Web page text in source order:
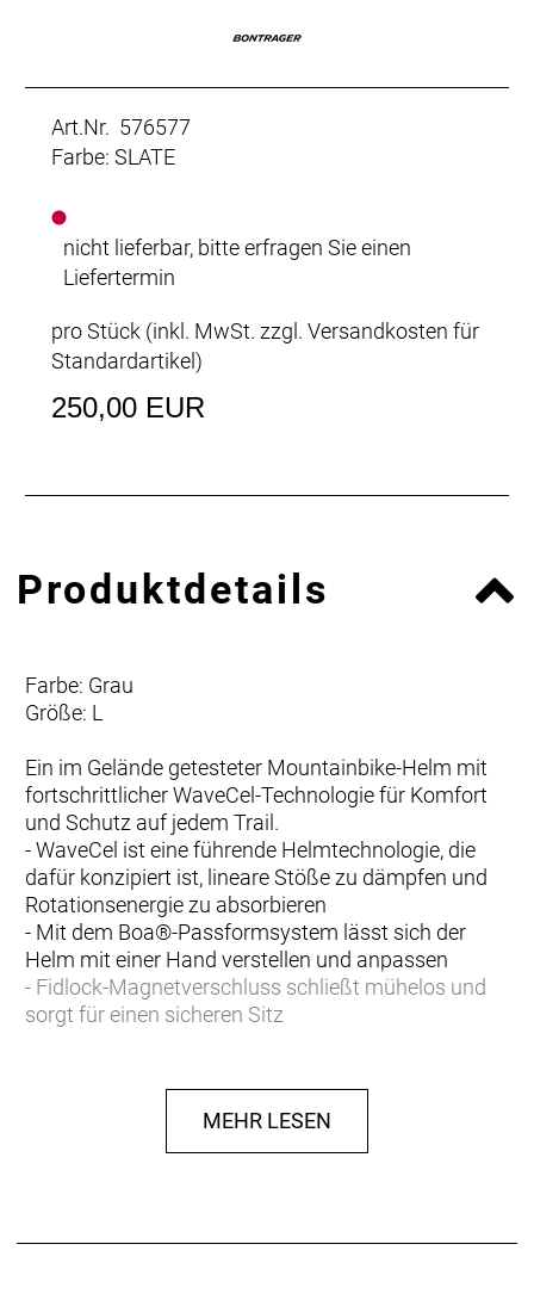
Art.Nr. 576577
Farbe: SLATE
nicht lieferbar, bitte erfragen Sie einen
Liefertermin
pro Stück (inkl. MwSt. zzgl. Versandkosten für
Standardartikel)
250,00 EUR
Produktdetails
Farbe: Grau
Größe: L
Ein im Gelände getesteter Mountainbike-Helm mit
fortschrittlicher WaveCel-Technologie für Komfort
und Schutz auf jedem Trail.
- WaveCel ist eine führende Helmtechnologie, die
dafür konzipiert ist, lineare Stöße zu dämpfen und
Rotationsenergie zu absorbieren
- Mit dem Boa®-Passformsystem lässt sich der
Helm mit einer Hand verstellen und anpassen
- Fidlock-Magnetverschluss schließt mühelos und
sorgt für einen sicheren Sitz
unkomplizierte Weise
- Zusätzliches NoSweat-Pad mit Silikonkanälen hält
Schweiß von den Augen fern und sorgt für stets
MEHR LESEN